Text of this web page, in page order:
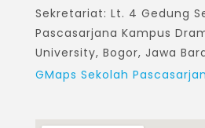
Sekretariat: Lt. 4 Gedung
Pascasarjana Kampus
University, Bogor, Jawa
GMaps Sekolah